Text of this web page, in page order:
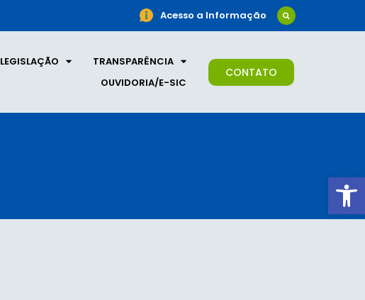
Acesso a Informação
LEGISLAÇÃO
TRANSPARÊNCIA
OUVIDORIA/E-SIC
CONTATO